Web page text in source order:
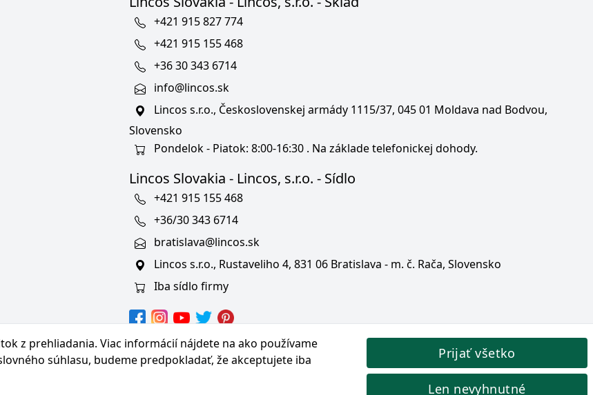
z prehliadania. Viac informácií nájdete na ako používame
súhlasu, budeme predpokladať, že akceptujete iba
Prijať všetko
Len nevyhnutné
+421 915 827 774
+421 915 155 468
+36 30 343 6714
info@lincos.sk
Lincos s.r.o., Československej armády 1115/37, 045 01 Moldava nad Bodvou,
Slovensko
Pondelok - Piatok: 8:00-16:30 . Na základe telefonickej dohody.
Lincos Slovakia - Lincos, s.r.o. - Sídlo
+421 915 155 468
+36/30 343 6714
bratislava@lincos.sk
Lincos s.r.o., Rustaveliho 4, 831 06 Bratislava - m. č. Rača, Slovensko
Iba sídlo firmy